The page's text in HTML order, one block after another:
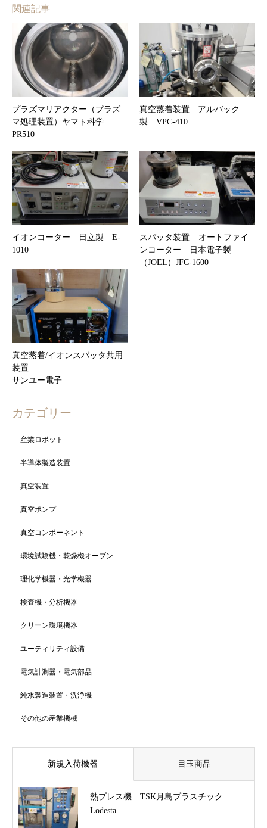
関連記事
プラズマリアクター（プラズ
マ処理装置）ヤマト科学
PR510
真空蒸着装置 アルバック
製 VPC-410
イオンコーター 日立製 E-
1010
スパッタ装置 – オートファイ
ンコーター 日本電子製
（JOEL）JFC-1600
真空蒸着/イオンスパッタ共用
装置
サンユー電子
カテゴリー
産業ロボット
半導体製造装置
真空装置
真空ポンプ
真空コンポーネント
環境試験機・乾燥機オーブン
理化学機器・光学機器
検査機・分析機器
クリーン環境機器
ユーティリティ設備
電気計測器・電気部品
純水製造装置・洗浄機
その他の産業機械
新規入荷機器 目玉商品
熱プレス機 TSK月島プラスチック
Lodesta...